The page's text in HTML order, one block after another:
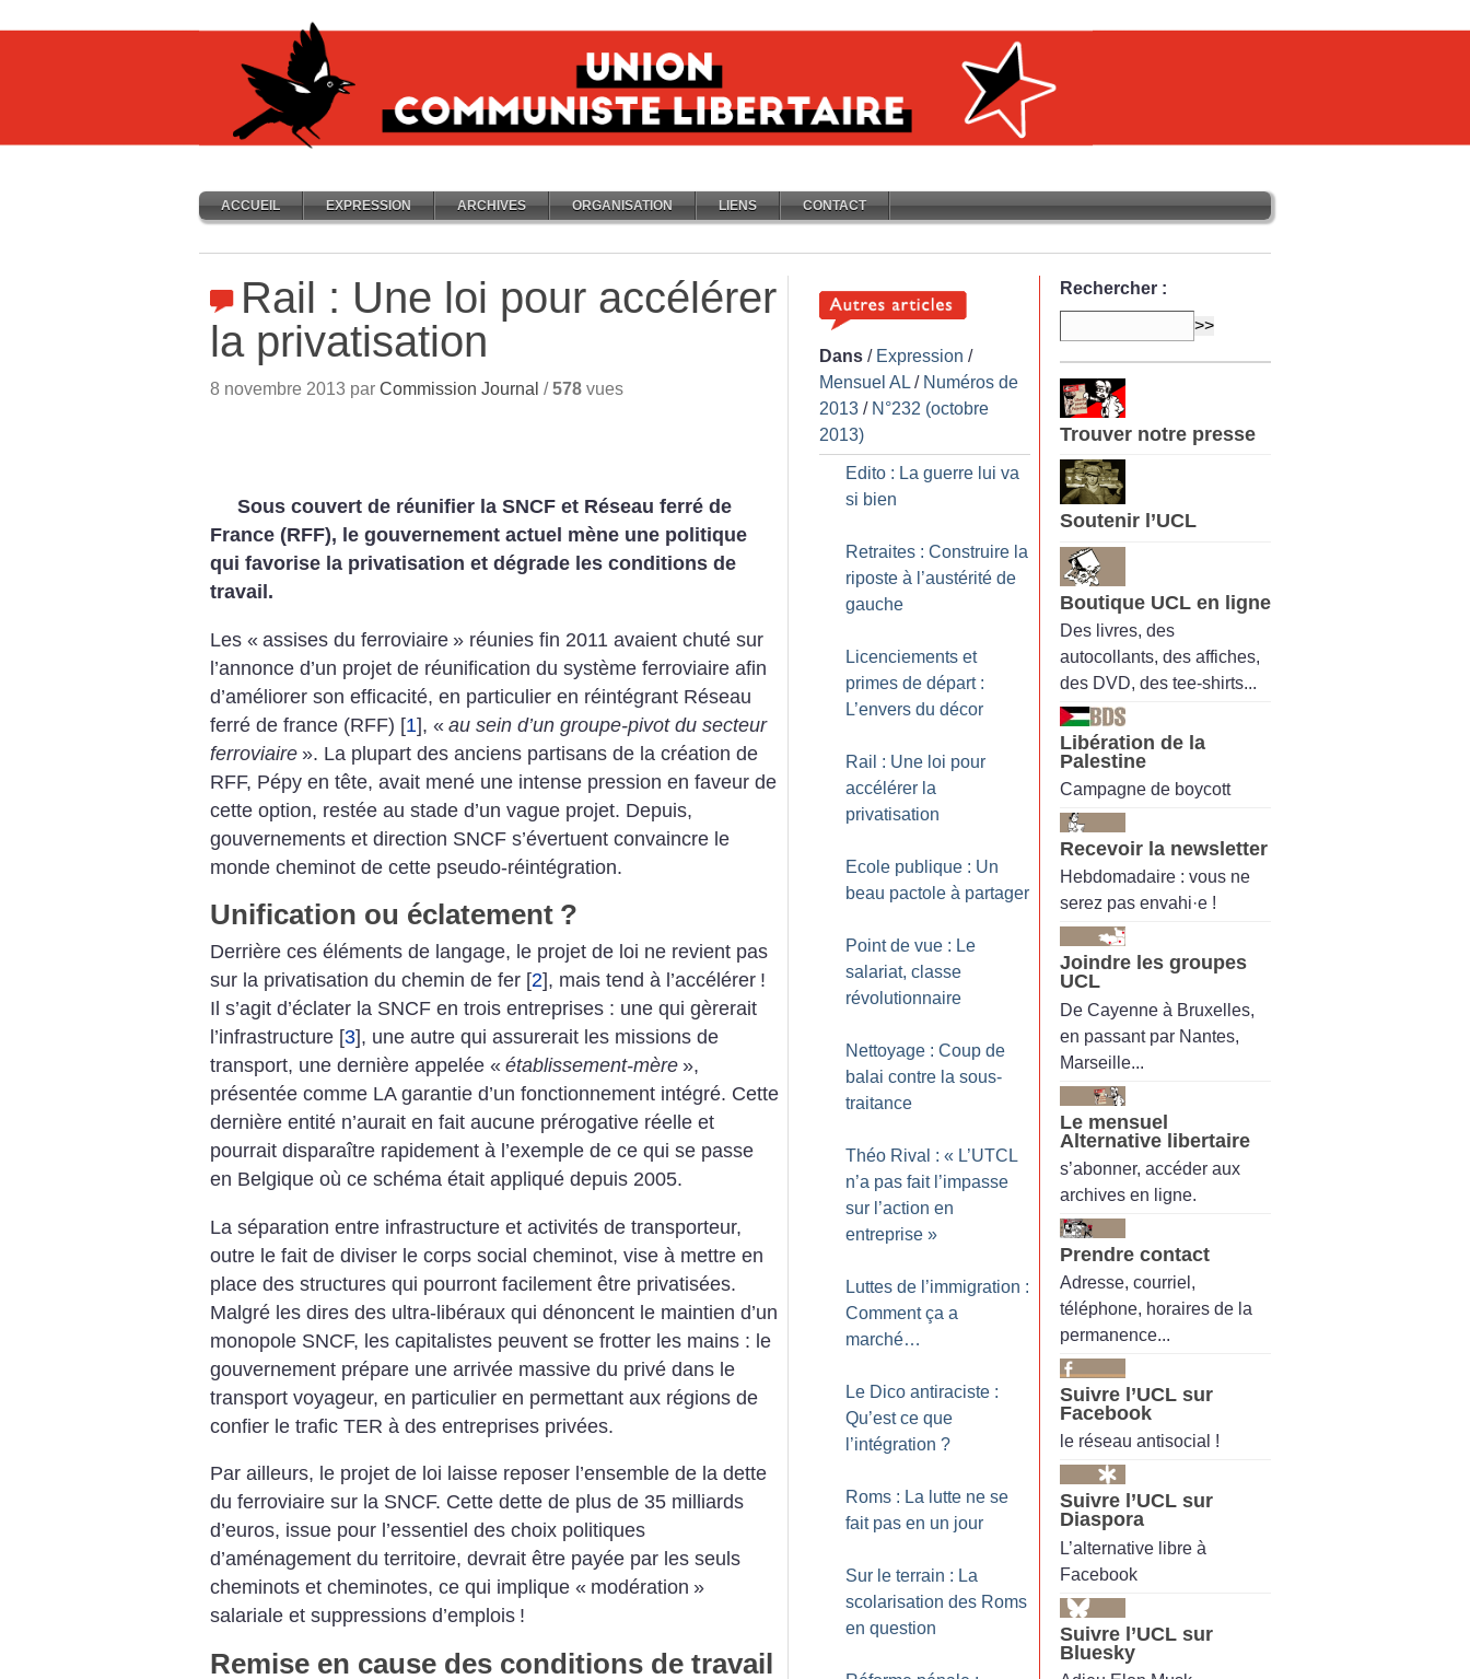
ACCUEIL EXPRESSION ARCHIVES ORGANISATION LIENS CONTACT
Rail : Une loi pour accélérer
la privatisation
8 novembre 2013 par Commission Journal /578 vues
Sous couvert de réunifier la SNCF et Réseau ferré de
France (RFF), le gouvernement actuel mène une politique
qui favorise la privatisation et dégrade les conditions de
travail.
Les « assises du ferroviaire » réunies fin 2011 avaient chuté sur
l’annonce d’un projet de réunification du système ferroviaire afin
d’améliorer son efficacité, en particulier en réintégrant Réseau
ferré de france (RFF) [1], « au sein d’un groupe-pivot du secteur
ferroviaire ». La plupart des anciens partisans de la création de
RFF, Pépy en tête, avait mené une intense pression en faveur de
cette option, restée au stade d’un vague projet. Depuis,
gouvernements et direction SNCF s’évertuent convaincre le
monde cheminot de cette pseudo-réintégration.
Unification ou éclatement ?
Derrière ces éléments de langage, le projet de loi ne revient pas
sur la privatisation du chemin de fer [2], mais tend à l’accélérer !
Il s’agit d’éclater la SNCF en trois entreprises : une qui gèrerait
l’infrastructure [3], une autre qui assurerait les missions de
transport, une dernière appelée « établissement-mère »,
présentée comme LA garantie d’un fonctionnement intégré. Cette
dernière entité n’aurait en fait aucune prérogative réelle et
pourrait disparaître rapidement à l’exemple de ce qui se passe
en Belgique où ce schéma était appliqué depuis 2005.
La séparation entre infrastructure et activités de transporteur,
outre le fait de diviser le corps social cheminot, vise à mettre en
place des structures qui pourront facilement être privatisées.
Malgré les dires des ultra-libéraux qui dénoncent le maintien d’un
monopole SNCF, les capitalistes peuvent se frotter les mains : le
gouvernement prépare une arrivée massive du privé dans le
transport voyageur, en particulier en permettant aux régions de
confier le trafic TER à des entreprises privées.
Par ailleurs, le projet de loi laisse reposer l’ensemble de la dette
du ferroviaire sur la SNCF. Cette dette de plus de 35 milliards
d’euros, issue pour l’essentiel des choix politiques
d’aménagement du territoire, devrait être payée par les seuls
cheminots et cheminotes, ce qui implique « modération »
salariale et suppressions d’emplois !
Remise en cause des conditions de travail
Dans / Expression /
Mensuel AL / Numéros de
2013 / N°232 (octobre
2013)
Edito : La guerre lui va
si bien
Retraites : Construire la
riposte à l’austérité de
gauche
Licenciements et
primes de départ :
L’envers du décor
Rail : Une loi pour
accélérer la
privatisation
Ecole publique : Un
beau pactole à partager
Point de vue : Le
salariat, classe
révolutionnaire
Nettoyage : Coup de
balai contre la sous-
traitance
Théo Rival : « L’UTCL
n’a pas fait l’impasse
sur l’action en
entreprise »
Luttes de l’immigration :
Comment ça a
marché…
Le Dico antiraciste :
Qu’est ce que
l’intégration ?
Roms : La lutte ne se
fait pas en un jour
Sur le terrain : La
scolarisation des Roms
en question
Rechercher :
Trouver notre presse
Soutenir l’UCL
Boutique UCL en ligne
Des livres, des
autocollants, des affiches,
des DVD, des tee-shirts...
Libération de la
Palestine
Campagne de boycott
Recevoir la newsletter
Hebdomadaire : vous ne
serez pas envahi·e !
Joindre les groupes
UCL
De Cayenne à Bruxelles,
en passant par Nantes,
Marseille...
Le mensuel
Alternative libertaire
s’abonner, accéder aux
archives en ligne.
Prendre contact
Adresse, courriel,
téléphone, horaires de la
permanence...
Suivre l’UCL sur
Facebook
le réseau antisocial !
Suivre l’UCL sur
Diaspora
L’alternative libre à
Facebook
Suivre l’UCL sur
Bluesky